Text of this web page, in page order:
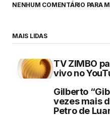
NENHUM COMENTÁRIO PARA
MAIS LIDAS
TV ZIMBO
vivo no
Gilberto
vezes mais
Petro de